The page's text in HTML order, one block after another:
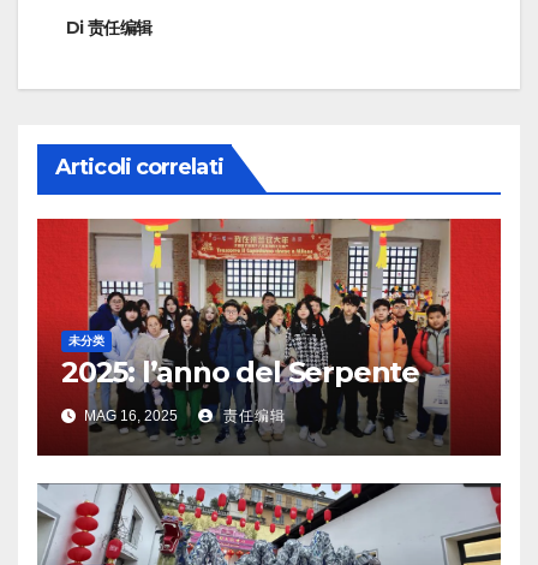
Di责任编辑
Articoli correlati
未分类
2025: l’anno del Serpente
MAG 16, 2025 责任编辑